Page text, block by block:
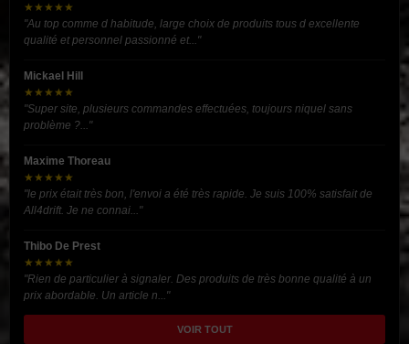
★★★★★
"Au top comme d habitude, large choix de produits tous d excellente
qualité et personnel passionné et..."
Mickael Hill
★★★★★
"Super site, plusieurs commandes effectuées, toujours niquel sans
problème ?..."
Maxime Thoreau
★★★★★
"le prix était très bon, l'envoi a été très rapide. Je suis 100% satisfait de
All4drift. Je ne connai..."
Thibo De Prest
★★★★★
"Rien de particulier à signaler. Des produits de très bonne qualité à un
prix abordable. Un article n..."
VOIR TOUT